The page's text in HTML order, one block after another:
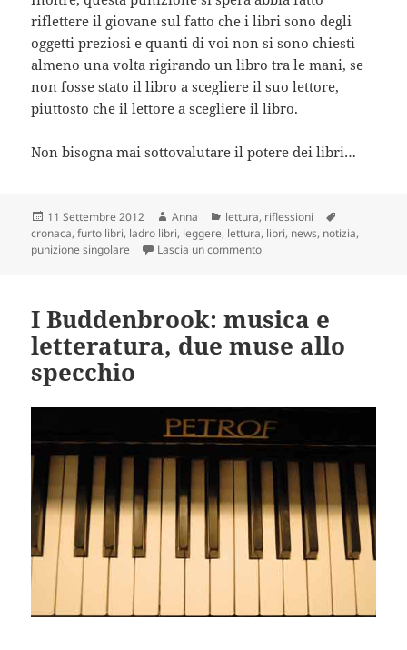
riflettere il giovane sul fatto che i libri sono degli
oggetti preziosi e quanti di voi non si sono chiesti
almeno una volta rigirando un libro tra le mani, se
non fosse stato il libro a scegliere il suo lettore,
piuttosto che il lettore a scegliere il libro.
Non bisogna mai sottovalutare il potere dei libri…
Scritto
il
11 Settembre 2012 Autore
Anna Categorie
lettura, riflessioni
cronaca,furto libri, ladro libri, leggere, lettura, libri, news, notizia,
punizione singolare
Lascia un commentosu Ladro di libri: breve, ma
I Buddenbrook: musica e
letteratura, due muse allo
specchio